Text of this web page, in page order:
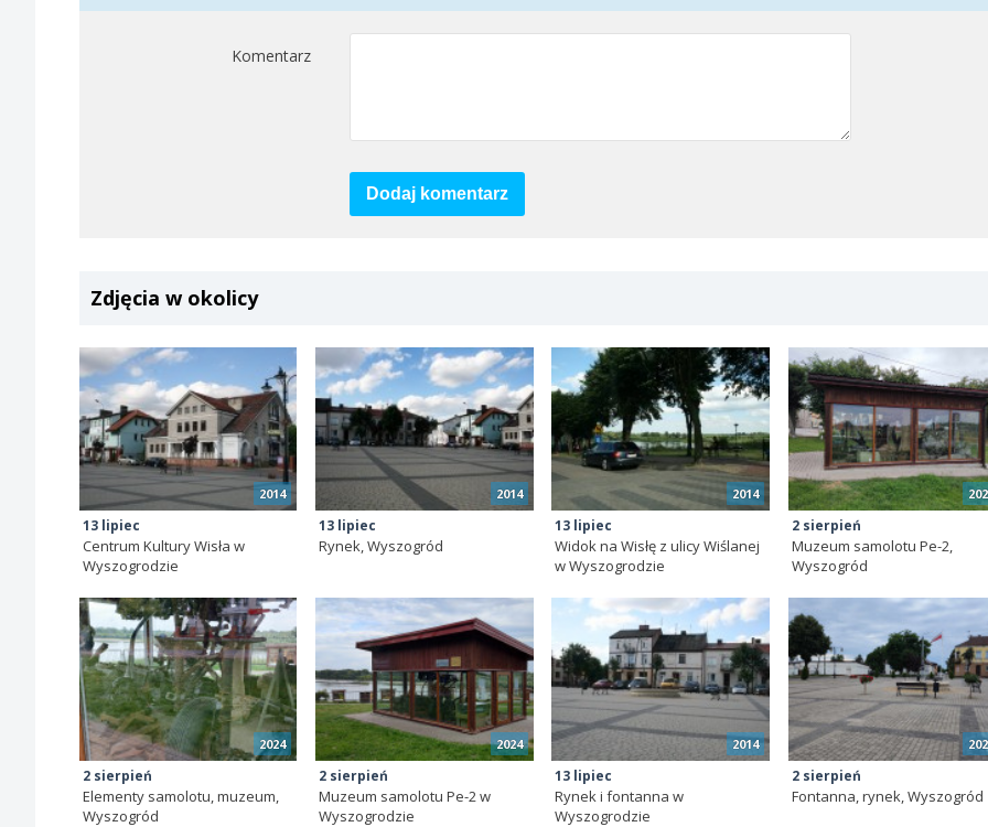
Komentarz
Dodaj komentarz
Zdjęcia w okolicy
2014
13 lipiec
Centrum Kultury Wisła w
Wyszogrodzie
2014
13 lipiec
Rynek, Wyszogród
2014
13 lipiec
Widok na Wisłę z ulicy Wiślanej
w Wyszogrodzie
2 sierpień
Muzeum samolotu Pe-2,
Wyszogród
2024
2 sierpień
Elementy samolotu, muzeum,
Wyszogród
2024
2 sierpień
Muzeum samolotu Pe-2 w
Wyszogrodzie
2014
13 lipiec
Rynek i fontanna w
Wyszogrodzie
2 sierpień
Fontanna, rynek, Wyszogród